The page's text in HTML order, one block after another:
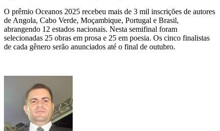
O prêmio Oceanos 2025 recebeu mais de 3 mil inscrições de autores
de Angola, Cabo Verde, Moçambique, Portugal e Brasil,
abrangendo 12 estados nacionais. Nesta semifinal foram
selecionadas 25 obras em prosa e 25 em poesia. Os cinco finalistas
de cada gênero serão anunciados até o final de outubro.